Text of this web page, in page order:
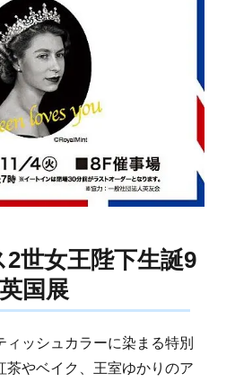
2世女王陛下生誕9
国展
ィッシュカラーに染まる特別
茶やベイク、王室ゆかりのア